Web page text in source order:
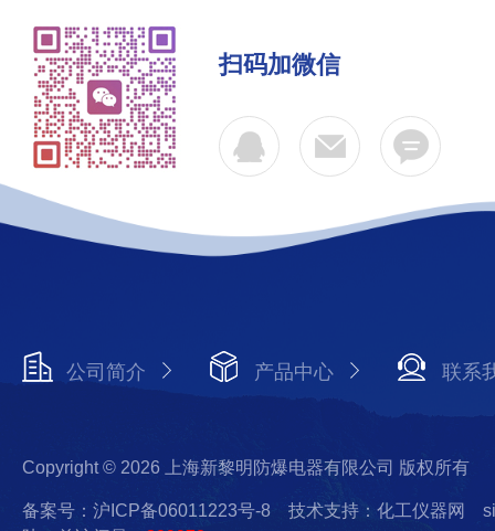
扫码加微信
公司简介 产品中心 联系
Copyright © 2026 上海新黎明防爆电器有限公司 版权所有
备案号：沪ICP备06011223号-8 技术支持：化工仪器网